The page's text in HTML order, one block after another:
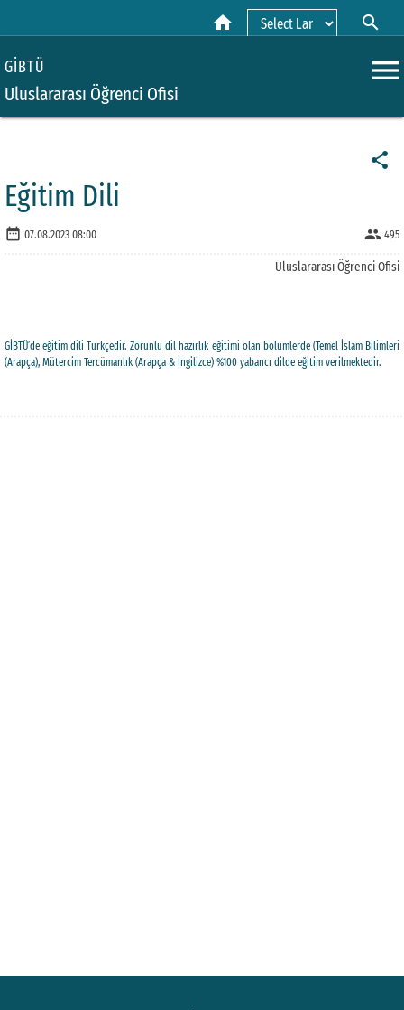
home search
GİBTÜ
Uluslararası Öğrenci Ofisi
menu
share
Eğitim Dili
date_range 07.08.2023 08:00 people 495
Uluslararası Öğrenci Ofisi
GİBTÜ’de eğitim dili Türkçedir. Zorunlu dil hazırlık eğitimi olan bölümlerde (Temel İslam Bilimleri
(Arapça), Mütercim Tercümanlık (Arapça & İngilizce) %100 yabancı dilde eğitim verilmektedir.